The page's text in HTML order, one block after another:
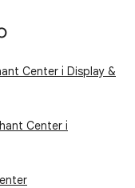
Center і Display &
Center і